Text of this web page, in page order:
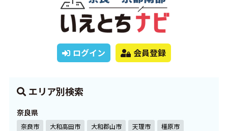
ログイン 会員登録
エリア別検索
奈良県
奈良市 大和高田市 大和郡山市 天理市
橿原市